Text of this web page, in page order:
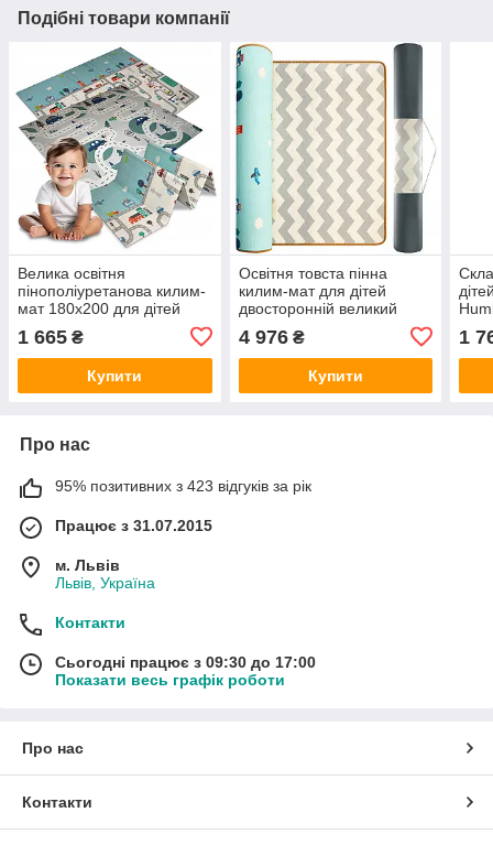
Подібні товари компанії
Велика освітня
пінополіуретанова килим-
мат 180x200 для дітей
товста
1 665 ₴
Купити
Освітня товста пінна
килим-мат для дітей
двосторонній великий
4 976₴
Купити
1
Про нас
95% позитивних з 423 відгуків за рік
Працює з 31.07.2015
м. Львів
Львів, Україна
Контакти
Сьогодні працює з 09:30 до 17:00
Показати весь графік роботи
Про нас
Контакти